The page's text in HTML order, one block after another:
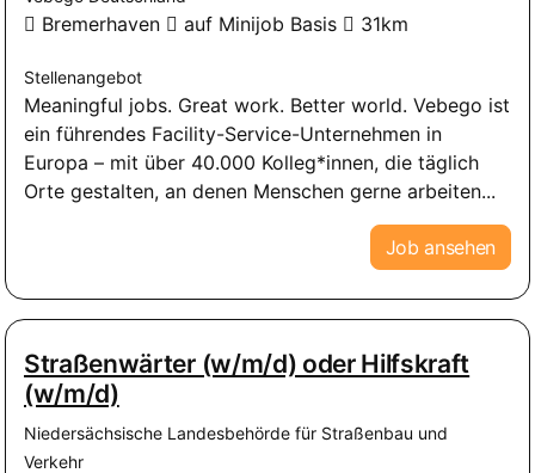
Bremerhaven auf Minijob Basis 31km
Stellenangebot
Meaningful jobs. Great work. Better world. Vebego ist
ein führendes Facility-Service-Unternehmen in
Europa – mit über 40.000 Kolleg*innen, die täglich
Orte gestalten, an denen Menschen gerne arbeiten...
Job ansehen
Straßenwärter (w/m/d) oder Hilfskraft
(w/m/d)
Niedersächsische Landesbehörde für Straßenbau und
Verkehr